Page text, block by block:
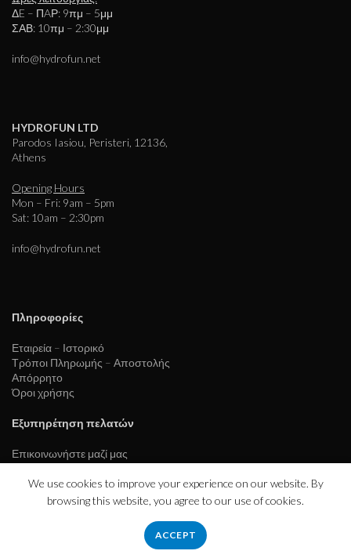
ΔE – ΠAΡ: 9πμ – 5μμ
ΣΑΒ: 10πμ – 2:30μμ
info@hydrofun.net
HYDROFUN LTD
Parodos Iasiou, Peristeri, 12136,
Athens
Opening Hours
Mon – Fri: 9am – 5pm
Sat: 10am – 2:30pm
info@hydrofun.net
Πληροφορίες
Εταιρεία – Ιστορικό
Τρόποι Πληρωμής – Αποστολής
Απόρρητο
Όροι χρήσης
Εξυπηρέτηση πελατών
Επικοινωνήστε μαζί μας
2023 CREATED BY
We use cookies to improve your experience on our website. By
browsing this website, you agree to our use of cookies.
ACCEPT